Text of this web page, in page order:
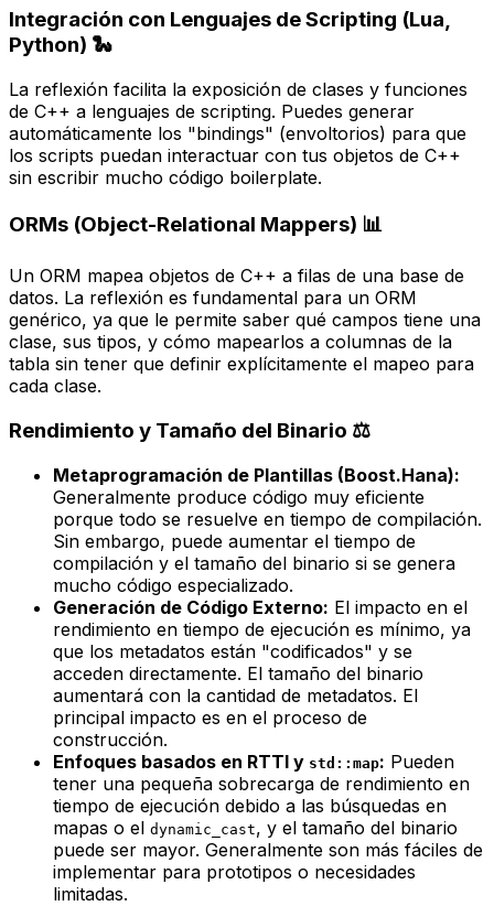
Integración con Lenguajes de Scripting (Lua,
Python) 🐍
La reflexión facilita la exposición de clases y funciones
de C++ a lenguajes de scripting. Puedes generar
automáticamente los "bindings" (envoltorios) para que
los scripts puedan interactuar con tus objetos de C++
sin escribir mucho código boilerplate.
ORMs (Object-Relational Mappers) 📊
Un ORM mapea objetos de C++ a filas de una base de
datos. La reflexión es fundamental para un ORM
genérico, ya que le permite saber qué campos tiene una
clase, sus tipos, y cómo mapearlos a columnas de la
tabla sin tener que definir explícitamente el mapeo para
cada clase.
Rendimiento y Tamaño del Binario ⚖️
Metaprogramación de Plantillas (Boost.Hana):
Generalmente produce código muy eficiente
porque todo se resuelve en tiempo de compilación.
Sin embargo, puede aumentar el tiempo de
compilación y el tamaño del binario si se genera
mucho código especializado.
Generación de Código Externo: El impacto en el
rendimiento en tiempo de ejecución es mínimo, ya
que los metadatos están "codificados" y se
acceden directamente. El tamaño del binario
aumentará con la cantidad de metadatos. El
principal impacto es en el proceso de
construcción.
Enfoques basados en RTTI y std::map: Pueden
tener una pequeña sobrecarga de rendimiento en
tiempo de ejecución debido a las búsquedas en
mapas o el dynamic_cast, y el tamaño del binario
puede ser mayor. Generalmente son más fáciles de
implementar para prototipos o necesidades
limitadas.